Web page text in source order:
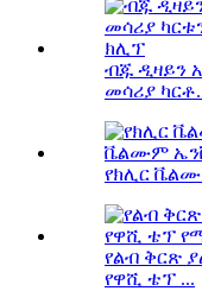
ብጁ ዲዛይን
መሳሪያ
የክሊር
የልብ ቅርጽ
የዋሺ ቴፕ ...